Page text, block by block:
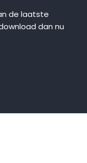
de laatste
dan nu